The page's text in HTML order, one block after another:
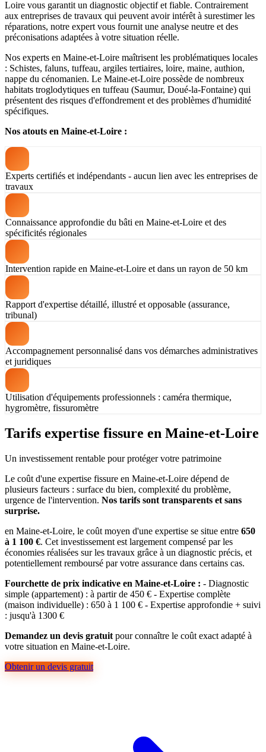
Loire vous garantit un diagnostic objectif et fiable. Contrairement
aux entreprises de travaux qui peuvent avoir intérêt à surestimer les
réparations, notre expert vous fournit une analyse neutre et des
préconisations adaptées à votre situation réelle.
Nos experts en Maine-et-Loire maîtrisent les problématiques locales
: Schistes, faluns, tuffeau, argiles tertiaires, loire, maine, authion,
nappe du cénomanien. Le Maine-et-Loire possède de nombreux
habitats troglodytiques en tuffeau (Saumur, Doué-la-Fontaine) qui
présentent des risques d'effondrement et des problèmes d'humidité
spécifiques.
Nos atouts en Maine-et-Loire :
Experts certifiés et indépendants - aucun lien avec les entreprises de
travaux
Connaissance approfondie du bâti en Maine-et-Loire et des
spécificités régionales
Intervention rapide en Maine-et-Loire et dans un rayon de 50 km
Rapport d'expertise détaillé, illustré et opposable (assurance,
tribunal)
Accompagnement personnalisé dans vos démarches administratives
et juridiques
Utilisation d'équipements professionnels : caméra thermique,
hygromètre, fissuromètre
Tarifs expertise fissure en Maine-et-Loire
Un investissement rentable pour protéger votre patrimoine
Le coût d'une expertise fissure en Maine-et-Loire dépend de
plusieurs facteurs : surface du bien, complexité du problème,
urgence de l'intervention. Nos tarifs sont transparents et sans
surprise.
en Maine-et-Loire, le coût moyen d'une expertise se situe entre 650
à 1 100 €. Cet investissement est largement compensé par les
économies réalisées sur les travaux grâce à un diagnostic précis, et
potentiellement remboursé par votre assurance dans certains cas.
Fourchette de prix indicative en Maine-et-Loire : - Diagnostic
simple (appartement) : à partir de 450 € - Expertise complète
(maison individuelle) : 650 à 1 100 € - Expertise approfondie + suivi
: jusqu'à 1300 €
Demandez un devis gratuit pour connaître le coût exact adapté à
votre situation en Maine-et-Loire.
Obtenir un devis gratuit